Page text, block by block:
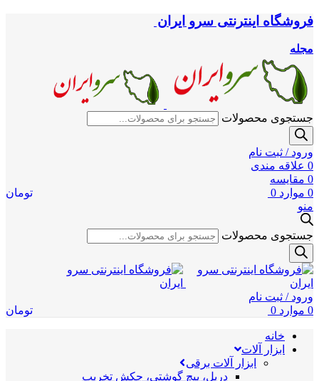
فروشگاه اینترنتی سرو ایران
مجله
جستجوی محصولات
ورود / ثبت نام
0 علاقه مندی
0 مقایسه
0 موارد 0
تومان
منو
جستجوی محصولات
ورود / ثبت نام
0 موارد 0 تومان
خانه
ابزار آلات
ابزار آلات برقی
دریل، پیچ گوشتی، چکش تخریب